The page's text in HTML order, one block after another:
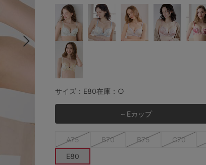
新着アイテム
高評価レビューアイテム
WEB限定アイテム
特集ページ
サイズ：E80在庫：○
～Eカップ
A75 B70 B75 C70
E80